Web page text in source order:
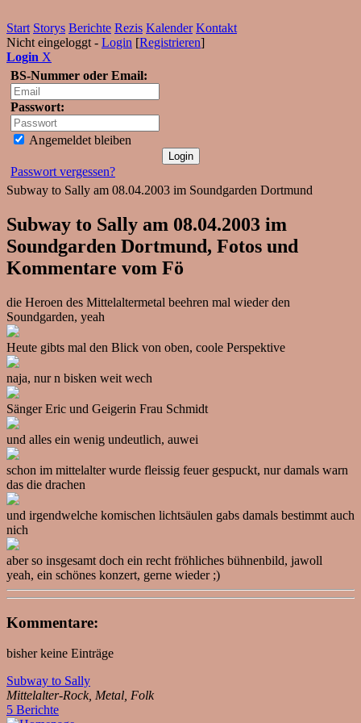
Start Storys Berichte Rezis Kalender Kontakt
Nicht eingeloggt - Login [Registrieren]
Login X
BS-Nummer oder Email:
Passwort:
Angemeldet bleiben
Passwort vergessen?
Subway to Sally am 08.04.2003 im Soundgarden Dortmund
Subway to Sally am 08.04.2003 im
Soundgarden Dortmund, Fotos und
Kommentare vom Fö
die Heroen des Mittelaltermetal beehren mal wieder den
Soundgarden, yeah
Heute gibts mal den Blick von oben, coole Perspektive
naja, nur n bisken weit wech
Sänger Eric und Geigerin Frau Schmidt
und alles ein wenig undeutlich, auwei
schon im mittelalter wurde fleissig feuer gespuckt, nur damals warn
das die drachen
und irgendwelche komischen lichtsäulen gabs damals bestimmt auch
nich
aber so insgesamt doch ein recht fröhliches bühnenbild, jawoll
yeah, ein schönes konzert, gerne wieder ;)
Kommentare:
bisher keine Einträge
Subway to Sally
Mittelalter-Rock, Metal, Folk
5 Berichte